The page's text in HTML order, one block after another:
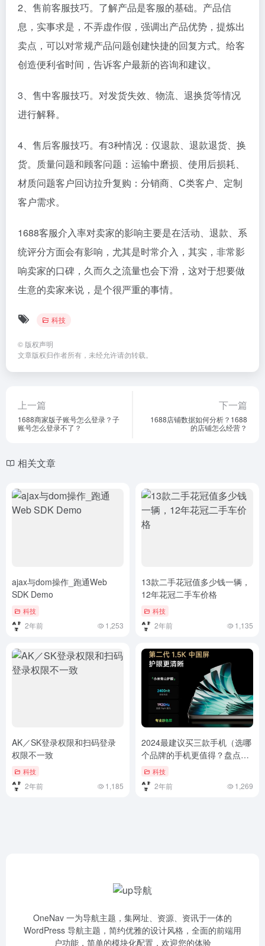
2、售前客服技巧。了解产品是客服的基础。产品信
息，实事求是，不弄虚作假，强调出产品优势，提炼出
卖点，可以对常规产品问题创建快捷的回复方式。给客
创造便利省时间，告诉客户最新的咨询和建议。
3、售中客服技巧。对发货失效、物流、退换货等情况
进行解释。
4、售后客服技巧。有3种情况：仅退款、退款退货、换
货。质量问题和顾客问题：运输中磨损、使用后损耗、
材质问题客户回访拉升复购：分销商、C类客户、定制
客户需求。
1688客服介入率对卖家的影响主要是在活动、退款、系
统评分方面会有影响，尤其是时常介入，其实，非常影
响卖家的口碑，久而久之流量也会下滑，这对于想要做
生意的卖家来说，是个很严重的事情。
科技
© 版权声明
文章版权归作者所有，未经允许请勿转载。
上一篇
1688商家版子账号怎么登录？子
账号怎么登录不了？
下一篇
1688店铺数据如何分析？1688
的店铺怎么经营？
相关文章
ajax与dom操作_跑通Web
SDK Demo
科技
2年前 1,253
13款二手花冠值多少钱一辆，
12年花冠二手车价格
科技
2年前 1,135
AK／SK登录权限和扫码登录
权限不一致
科技
2年前 1,185
2024最建议买三款手机（选哪
个品牌的手机更值得？盘点
2024年最推荐的5个高性价比
手机型号）选哪个品牌的手机
更值得？盘点2024年最推荐的
科技
2年前 1,269
OneNav 一为导航主题，集网址、资源、资讯于一体的
WordPress 导航主题，简约优雅的设计风格，全面的前端用
户功能，简单的模块化配置，欢迎您的体验